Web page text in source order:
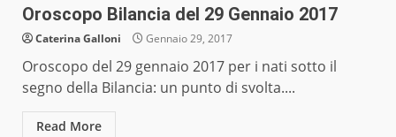
Oroscopo Bilancia del 29 Gennaio 2017
Caterina Galloni Gennaio 29, 2017
Oroscopo del 29 gennaio 2017 per i nati sotto il
segno della Bilancia: un punto di svolta....
Read More